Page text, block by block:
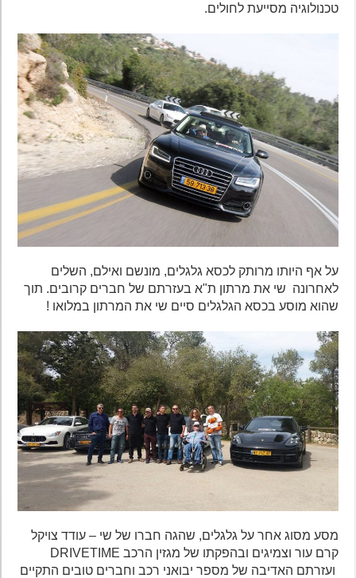
טכנולוגיה מסייעת לחולים.
על אף היותו מרותק לכסא גלגלים, מונשם ואילם, השלים
לאחרונה שי את מרתון ת"א בעזרתם של חברים קרובים. תוך
שהוא מוסע בכסא הגלגלים סיים שי את המרתון במלואו !
מסע מסוג אחר על גלגלים, שהגה חברו של שי – עודד צויקל
קרם עור וצמיגים ובהפקתו של מגזין הרכב DRIVETIME
ועזרתם האדיבה של מספר יבואני רכב וחברים טובים התקיים